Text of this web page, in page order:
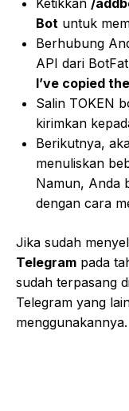
Bot untuk
Berhubung
API dari
I’ve copied
Salin TOKEN
kirimkan
Berikutnya,
menuliskan
Namun, Anda
dengan cara
Jika sudah
Telegram pada
sudah terpasang
Telegram yang
menggunakannya.